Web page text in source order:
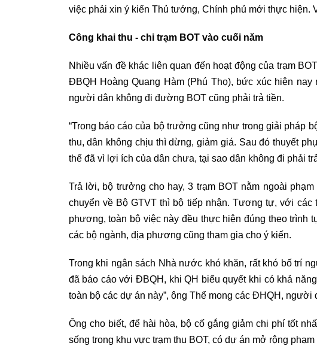
việc phải xin ý kiến Thủ tướng, Chính phủ mới thực hiện.
Công khai thu - chi trạm BOT vào cuối năm
Nhiều vấn đề khác liên quan đến hoạt động của trạm
ĐBQH Hoàng Quang Hàm (Phú Thọ), bức xúc hiện
người dân không đi đường BOT cũng phải trả tiền.
“Trong báo cáo của bộ trưởng cũng như trong giải pháp
thu, dân không chịu thì dừng, giảm giá. Sau đó thuyết
thế đã vì lợi ích của dân chưa, tại sao dân không đi phải
Trả lời, bộ trưởng cho hay, 3 trạm BOT nằm ngoài
chuyển về Bộ GTVT thì bộ tiếp nhận. Tương tự, với
phương, toàn bộ việc này đều thực hiện đúng theo trình
các bộ ngành, địa phương cũng tham gia cho ý kiến.
Trong khi ngân sách Nhà nước khó khăn, rất khó bố trí
đã báo cáo với ĐBQH, khi QH biểu quyết khi có khả
toàn bộ các dự án này”, ông Thể mong các ĐHQH, người
Ông cho biết, để hài hòa, bộ cố gắng giảm chi phí tốt
sống trong khu vực trạm thu BOT, có dự án mở rộng phạm